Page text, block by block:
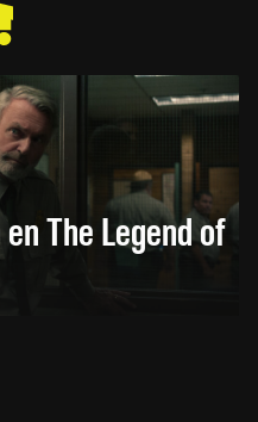
The Legend of